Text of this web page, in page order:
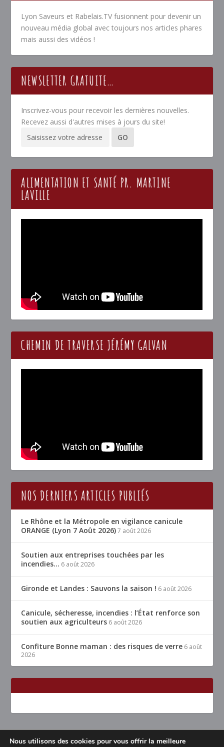
Lyon Saveurs et Rabelais.TV fusionnent pour devenir un
nouveau média global avec toujours nos articles phares
mais aussi des vidéos !
NEWSLETTER GRATUITE…
Inscrivez-vous pour recevoir les dernières nouvelles.
Recevez aussi d'autres mises à jours du site!
ALIMENTATION ET SANTÉ PR. MARTINE
LAVILLE
CHEMIN DE TRAVERSE JÉRÉMY GALVAN
NOS DERNIERS ARTICLES PUBLIÉS
Le Rhône et la Métropole en vigilance canicule
ORANGE (Lyon 7 Août 2026) 7 août 2026
Soutien aux entreprises touchées par les
incendies… 6 août 2026
Gironde et Landes : Sauvons la saison ! 6 août 2026
Canicule, sécheresse, incendies : l’État renforce son
soutien aux agriculteurs 6 août 2026
Confiture Bonne maman : des risques de verre 6 août
2026
Nous utilisons des cookies pour vous offrir la meilleure